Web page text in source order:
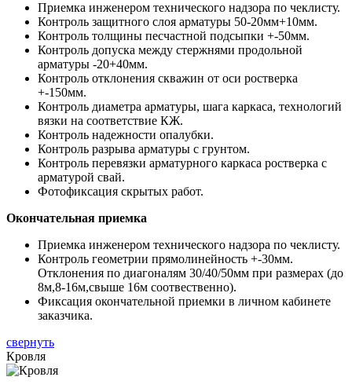
Приемка инженером технического надзора по чеклисту.
Контроль защитного слоя арматуры 50-20мм+10мм.
Контроль толщины песчастной подсыпки +-50мм.
Контроль допуска между стержнями продольной
арматуры -20+40мм.
Контроль отклонения скважин от оси ростверка
+-150мм.
Контроль диаметра арматуры, шага каркаса, технологий
вязки на соответствие КЖ.
Контроль надежности опалубки.
Контроль разрыва арматуры с грунтом.
Контроль перевязки арматурного каркаса ростверка с
арматурой свай.
Фотофиксация скрытых работ.
Окончательная приемка
Приемка инженером технического надзора по чеклисту.
Контроль геометрии прямолинейность +-30мм.
Отклонения по диагоналям 30/40/50мм при размерах (до
8м,8-16м,свыше 16м соотвественно).
Фиксация окончательной приемки в личном кабинете
заказчика.
свернуть
Кровля